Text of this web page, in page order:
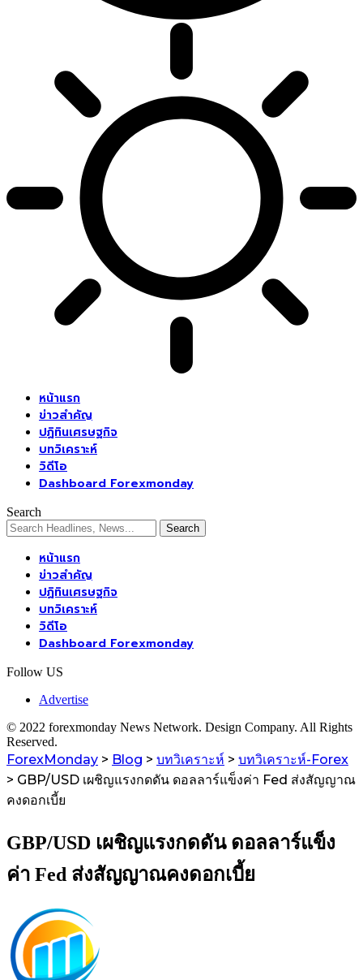
หน้าแรก
ข่าวสำคัญ
ปฏิทินเศรษฐกิจ
บทวิเคราะห์
วิดีโอ
Dashboard Forexmonday
Search
หน้าแรก
ข่าวสำคัญ
ปฏิทินเศรษฐกิจ
บทวิเคราะห์
วิดีโอ
Dashboard Forexmonday
Follow US
Advertise
© 2022 forexmonday News Network. Design Company. All Rights
Reserved.
ForexMonday > Blog > บทวิเคราะห์ > บทวิเคราะห์-Forex
> GBP/USD เผชิญแรงกดดัน ดอลลาร์แข็งค่า Fed ส่งสัญญาณ
คงดอกเบี้ย
GBP/USD เผชิญแรงกดดัน ดอลลาร์แข็ง
ค่า Fed ส่งสัญญาณคงดอกเบี้ย